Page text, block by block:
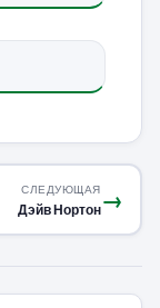
→
СЛЕДУЮЩАЯ
Дэйв Нортон